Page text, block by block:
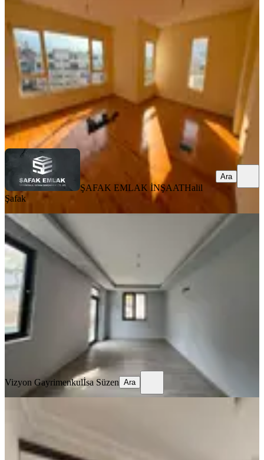
Antalya, Konyaaltı
3+1· ·06.08.2026
35.000 ₺
ŞAFAK EMLAK İNŞAAT Halil Şafak
Ara
ŞAFAK EMLAK İNŞAATHalil
Şafak
Ara
YENİ
Vizyon Gayrimenkulden Merkezi
Konumda Lüks Asansörlü 1+1 Daire
Antalya, Manavgat
·90 m²·2. Kat·06.08.2026
27.000 ₺
Vizyon Gayrimenkul İsa Süzen
Vizyon Gayrimenkulİsa Süzen Ara